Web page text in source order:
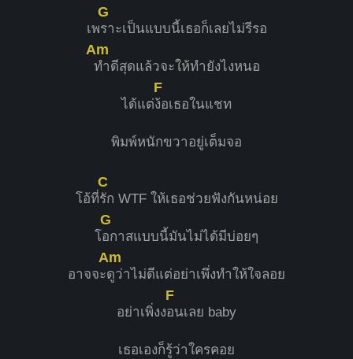
เพ
G
ราะเป็นแบบนี้เธอก็เลยไม่รีรอ
Am
ทำดีสุดแล้วจะให้ทำยังไงหนอ
ได้แต่
F
ง้อเธอในแชท
พิมพ์หนักขวาอยู่เต็มจอ
โอ้ที่
C
รัก WTF ให้เธอช่วยฟังกันหน่อย
โ
G
อกาสแบบนี้มันไม่ได้มีบ่อยๆ
อาจจะ
Am
ดูว่าไม่ดีแต่อย่าเพึ่งทำให้ใจลอย
อย่าเพิ่งง
F
อนเลย baby
เธอเองก็รู้ว่าใครคอย